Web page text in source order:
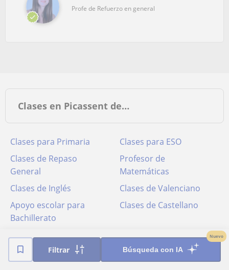
Filtrar Búsqueda con IA
Nuevo
Profe de Refuerzo en general
Clases en Picassent de…
Clases para Primaria
Clases para ESO
Clases de Repaso
General
Profesor de
Matemáticas
Clases de Inglés
Clases de Valenciano
Apoyo escolar para
Bachillerato
Clases de Castellano
Profesor de Ingenieria